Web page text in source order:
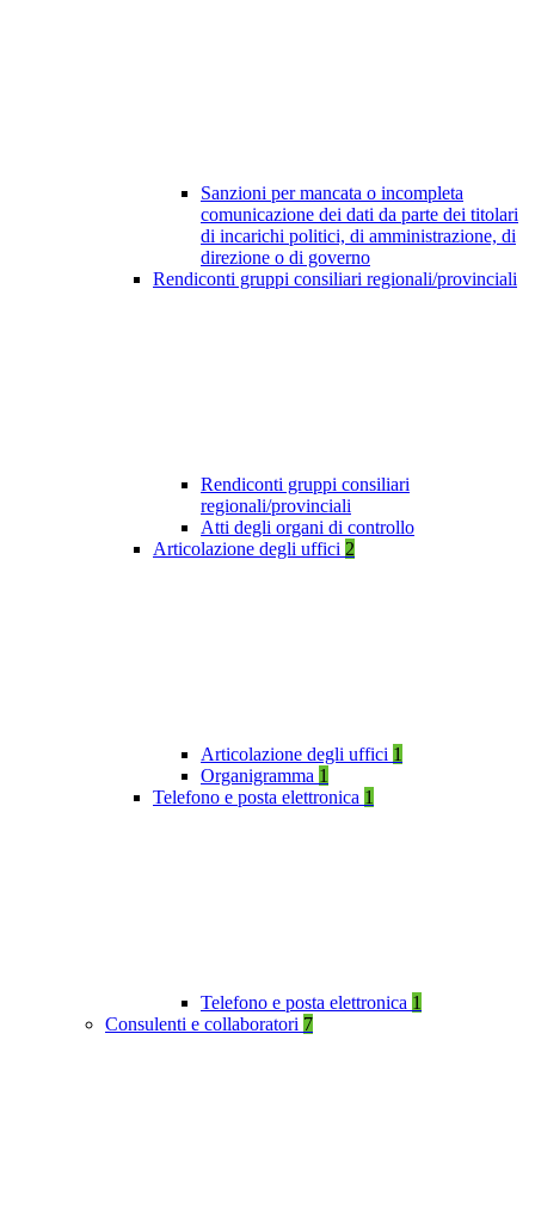
Sanzioni per mancata o incompleta
comunicazione dei dati da parte dei titolari
di incarichi politici, di amministrazione, di
direzione o di governo
Rendiconti gruppi consiliari regionali/provinciali
Rendiconti gruppi consiliari
regionali/provinciali
Atti degli organi di controllo
Articolazione degli uffici 2
Articolazione degli uffici 1
Organigramma 1
Telefono e posta elettronica 1
Telefono e posta elettronica 1
Consulenti e collaboratori 7